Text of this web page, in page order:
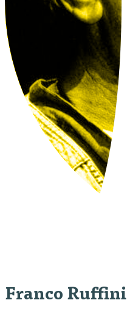
Franco Ruffini